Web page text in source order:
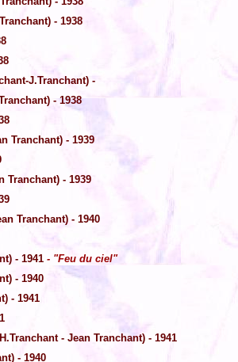
- 1938
J.Tranchant) -
- 1938
Tranchant) - 1939
Tranchant) - 1939
Tranchant) - 1940
- 1941- "Feu du ciel"
- 1940
- 1941
- Jean Tranchant) - 1941
- 1940